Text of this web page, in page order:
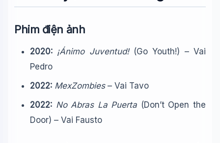
Phim điện ảnh
2020: ¡Ánimo Juventud!(Go Youth!) – Vai
Pedro
2022: MexZombies– Vai Tavo
2022: No Abras La Puerta (Don’t Open the
Door) – Vai Fausto